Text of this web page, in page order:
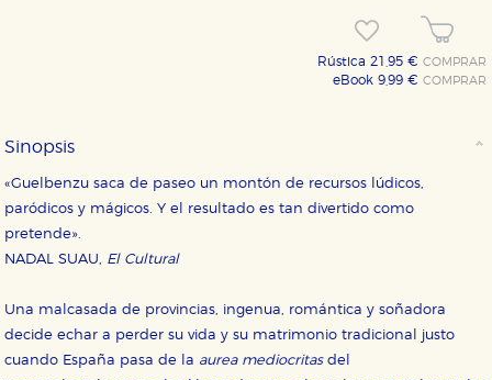
Rústica 21,95 €COMPRAR
eBook 9,99 €COMPRAR
Sinopsis
«Guelbenzu saca de paseo un montón de recursos lúdicos,
paródicos y mágicos. Y el resultado es tan divertido como
pretende».
NADAL SUAU, El Cultural
Una malcasada de provincias, ingenua, romántica y soñadora
decide echar a perder su vida y su matrimonio tradicional justo
cuando España pasa de la aurea mediocritasdel